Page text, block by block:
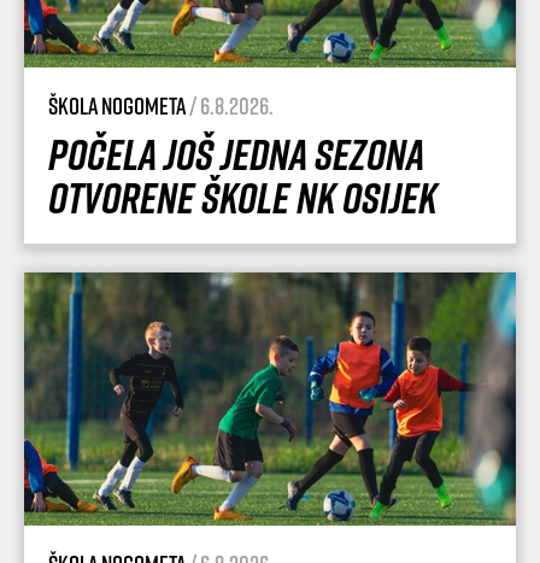
Škola nogometa/ 6.8.2026.
Počela još jedna sezona
Otvorene škole NK Osijek